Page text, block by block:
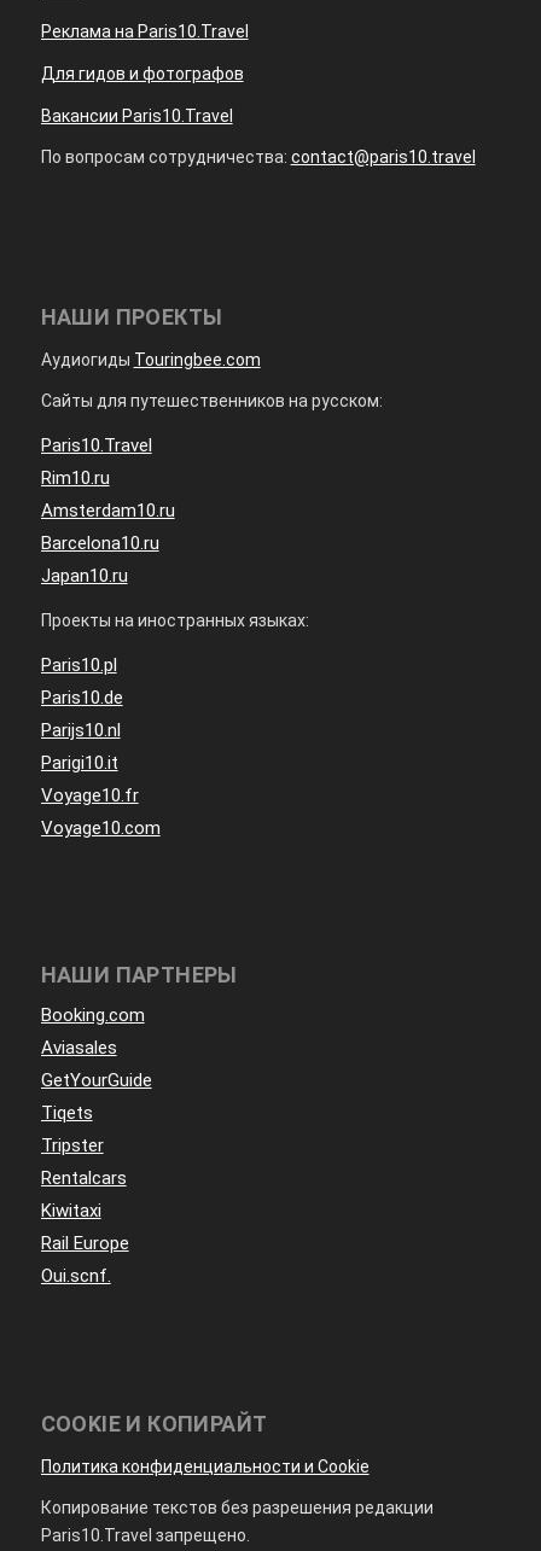
Реклама на Paris10.Travel
Для гидов и фотографов
Вакансии Paris10.Travel
По вопросам сотрудничества: contact@paris10.travel
НАШИ ПРОЕКТЫ
Аудиогиды Touringbee.com
Сайты для путешественников на русском:
Paris10.Travel
Rim10.ru
Amsterdam10.ru
Barcelona10.ru
Japan10.ru
Проекты на иностранных языках:
Paris10.pl
Paris10.de
Parijs10.nl
Parigi10.it
Voyage10.fr
Voyage10.com
НАШИ ПАРТНЕРЫ
Booking.com
Aviasales
GetYourGuide
Tiqets
Tripster
Rentalcars
Kiwitaxi
Rail Europe
Oui.scnf.
COOKIE И КОПИРАЙТ
Политика конфиденциальности и Cookie
Копирование текстов без разрешения редакции
Paris10.Travel запрещено.